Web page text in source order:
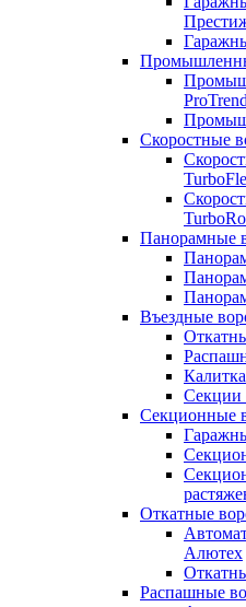
ProTrend
Скоростные
Панорамные
Въездные
Калитка
Секции
Секционные
Откатные
Алютех
Распашные